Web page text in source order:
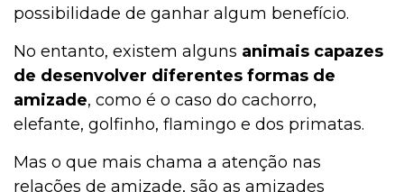
possibilidade de ganhar algum benefício.
No entanto, existem alguns animais capazes
de desenvolver diferentes formas de
amizade, como é o caso do cachorro,
elefante, golfinho, flamingo e dos primatas.
Mas o que mais chama a atenção nas
relações de amizade, são as amizades